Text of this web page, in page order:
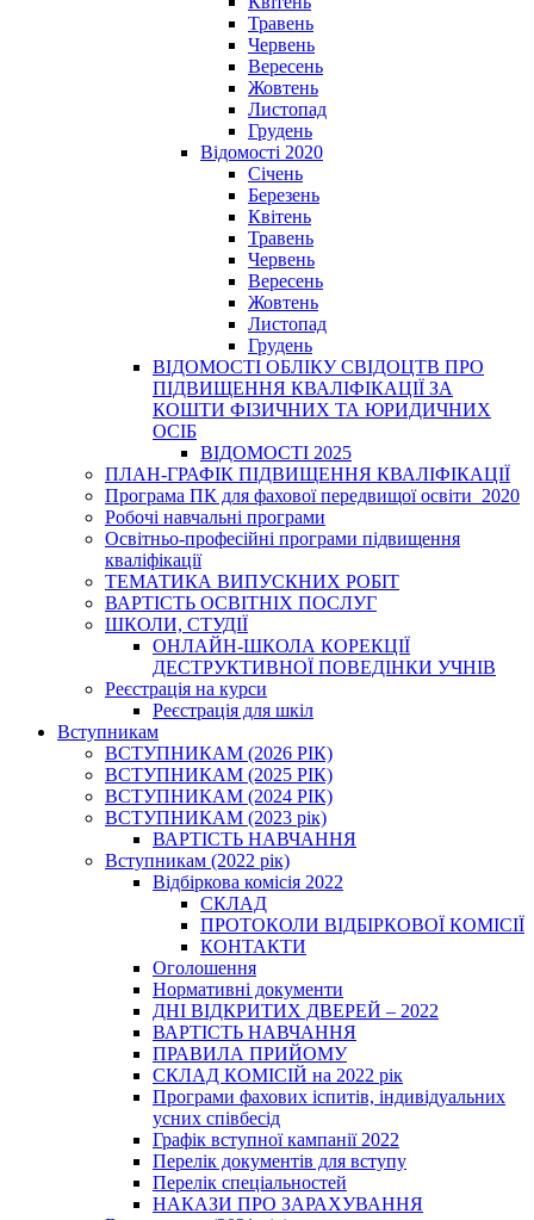
Травень
Червень
Вересень
Жовтень
Листопад
Грудень
Відомості 2020
Січень
Березень
Квітень
Травень
Червень
Вересень
Жовтень
Листопад
Грудень
ВІДОМОСТІ ОБЛІКУ СВІДОЦТВ ПРО
ПІДВИЩЕННЯ КВАЛІФІКАЦІЇ ЗА
КОШТИ ФІЗИЧНИХ ТА ЮРИДИЧНИХ
ОСІБ
ВІДОМОСТІ 2025
ПЛАН-ГРАФІК ПІДВИЩЕННЯ КВАЛІФІКАЦІЇ
Програма ПК для фахової передвищої освіти_2020
Робочі навчальні програми
Освітньо-професійні програми підвищення
кваліфікації
ТЕМАТИКА ВИПУСКНИХ РОБІТ
ВАРТІСТЬ ОСВІТНІХ ПОСЛУГ
ШКОЛИ, СТУДІЇ
ОНЛАЙН-ШКОЛА КОРЕКЦІЇ
ДЕСТРУКТИВНОЇ ПОВЕДІНКИ УЧНІВ
Реєстрація на курси
Реєстрація для шкіл
Вступникам
ВСТУПНИКАМ (2026 РІК)
ВСТУПНИКАМ (2025 РІК)
ВСТУПНИКАМ (2024 РІК)
ВСТУПНИКАМ (2023 рік)
ВАРТІСТЬ НАВЧАННЯ
Вступникам (2022 рік)
Відбіркова комісія 2022
СКЛАД
ПРОТОКОЛИ ВІДБІРКОВОЇ КОМІСІЇ
КОНТАКТИ
Оголошення
Нормативні документи
ДНІ ВІДКРИТИХ ДВЕРЕЙ – 2022
ВАРТІСТЬ НАВЧАННЯ
ПРАВИЛА ПРИЙОМУ
СКЛАД КОМІСІЙ на 2022 рік
Програми фахових іспитів, індивідуальних
усних співбесід
Графік вступної кампанії 2022
Перелік документів для вступу
Перелік спеціальностей
НАКАЗИ ПРО ЗАРАХУВАННЯ